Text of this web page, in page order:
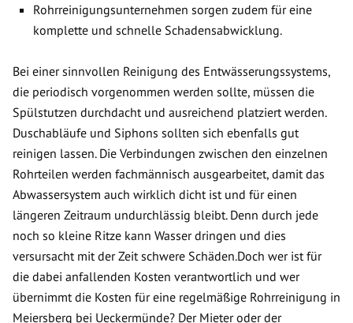
Rohrreinigungsunternehmen sorgen zudem für eine
komplette und schnelle Schadensabwicklung.
Bei einer sinnvollen Reinigung des Entwässerungssystems,
die periodisch vorgenommen werden sollte, müssen die
Spülstutzen durchdacht und ausreichend platziert werden.
Duschabläufe und Siphons sollten sich ebenfalls gut
reinigen lassen. Die Verbindungen zwischen den einzelnen
Rohrteilen werden fachmännisch ausgearbeitet, damit das
Abwassersystem auch wirklich dicht ist und für einen
längeren Zeitraum undurchlässig bleibt. Denn durch jede
noch so kleine Ritze kann Wasser dringen und dies
versursacht mit der Zeit schwere Schäden.Doch wer ist für
die dabei anfallenden Kosten verantwortlich und wer
übernimmt die Kosten für eine regelmäßige Rohrreinigung in
Meiersberg bei Ueckermünde? Der Mieter oder der